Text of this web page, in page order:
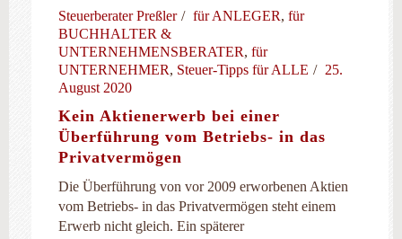
Steuerberater Preßler für ANLEGER, für
BUCHHALTER &
UNTERNEHMENSBERATER, für
UNTERNEHMER, Steuer-Tipps für ALLE
25.
August 2020
Kein Aktienerwerb bei einer
Überführung vom Betriebs- in das
Privatvermögen
Die Überführung von vor 2009 erworbenen Aktien
vom Betriebs- in das Privatvermögen steht einem
Erwerb nicht gleich. Ein späterer